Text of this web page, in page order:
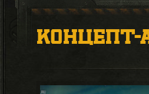
КОНЦЕПТ-